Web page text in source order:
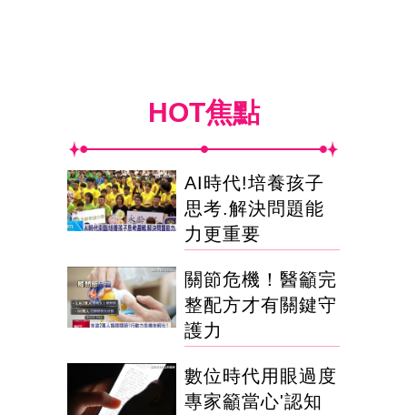
HOT焦點
AI時代!培養孩子
思考.解決問題能
力更重要
關節危機！醫籲完
整配方才有關鍵守
護力
數位時代用眼過度
專家籲當心'認知